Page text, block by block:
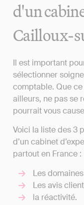
d'un
Cailloux-
Il est important
sélectionner
comptable. Que
ailleurs, ne pas se
pourrait vous
Voici la liste des 3
d’un cabinet
partout en France :
Les
Les avis
la réactivité.